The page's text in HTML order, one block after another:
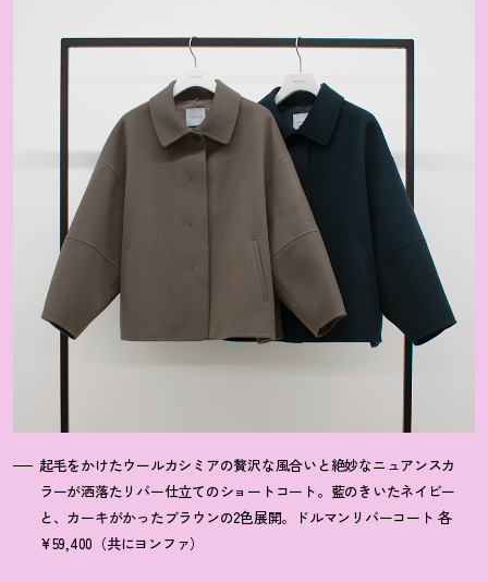
起毛をかけたウールカシミアの贅沢な風合いと絶妙なニュアンスカ
ラーが洒落たリバー仕立てのショートコート。藍のきいたネイビー
と、カーキがかったブラウンの2色展開。ドルマンリバーコート 各
¥59,400（共にヨンファ）